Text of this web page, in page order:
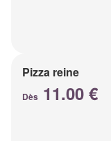
Pizza reine
Dès 11.00 €